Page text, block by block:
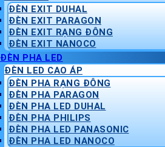
ĐÈN EXIT DUHAL
ĐÈN EXIT PARAGON
ĐÈN EXIT RẠNG ĐÔNG
ĐÈN EXIT NANOCO
ĐÈN PHA LED
ĐÈN LED CAO ÁP
ĐÈN PHA RẠNG ĐÔNG
ĐÈN PHA PARAGON
ĐÈN PHA LED DUHAL
ĐÈN PHA PHILIPS
ĐÈN PHA LED PANASONIC
ĐÈN PHA LED NANOCO